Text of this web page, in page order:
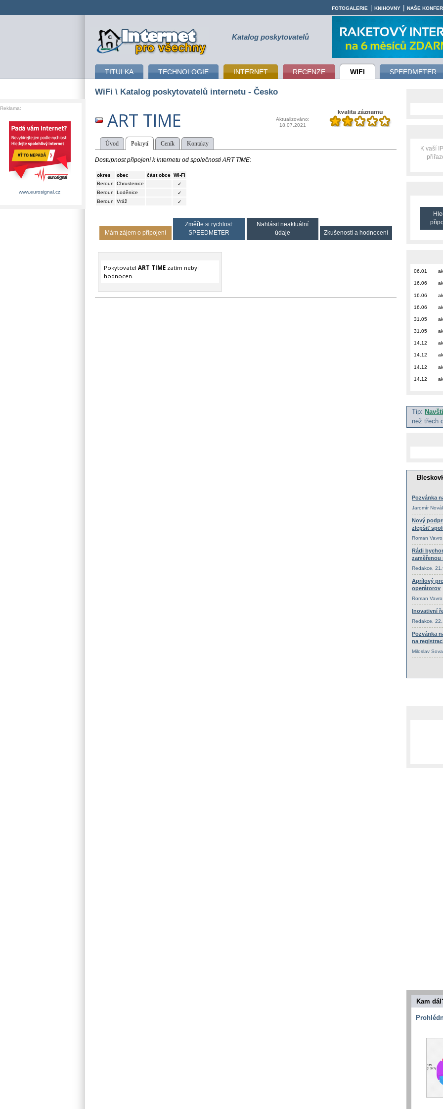
připojení k internetu Katalog poskytovatelů
TITULKA TECHNOLOGIE INTERNET RECENZE WIFI SPEEDMETER
FOTOGALERIE KNIHOVNY NAŠE
WiFi \ Katalog poskytovatelů internetu - Česko
ART TIME
Aktualizováno:
18.07.2021
Úvod Pokrytí Ceník Kontakty
Dostupnost připojení k internetu od společnosti ART TIME:
okres obec část obce Wi-Fi
Beroun
Chrustenice
✓
Beroun
Loděnice
✓
Beroun
Vráž ✓
Mám zájem o připojení
Změřte si rychlost:
SPEEDMETER
Nahlásit neaktuální
údaje
Zkušenosti a hodnocení
Pokytovatel ART TIMEzatím nebyl
hodnocen.
K vaší
06.01
16.06
16.06
16.06
31.05
31.05
14.12
14.12
14.12
14.12
Tip:
než třech
Kam
Reklama:
www.eurosignal.cz